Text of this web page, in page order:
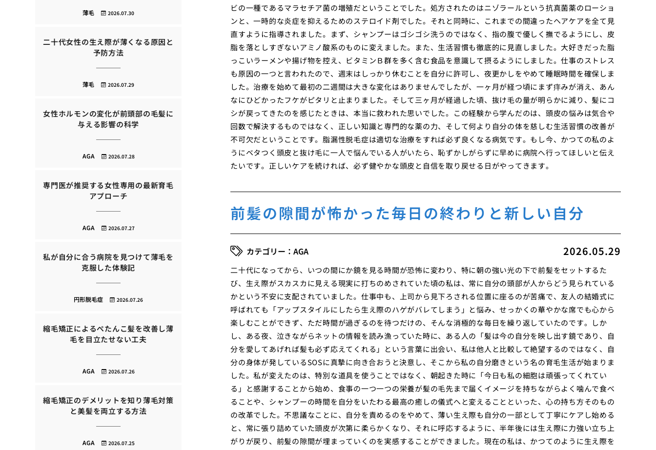
ビの一種であるマラセチア菌の増殖だということでした。処方されたのはニゾラールという抗真菌薬のローショ
ンと、一時的な炎症を抑えるためのステロイド剤でした。それと同時に、これまでの間違ったヘアケアを全て見
直すように指導されました。まず、シャンプーはゴシゴシ洗うのではなく、指の腹で優しく撫でるようにし、皮
脂を落としすぎないアミノ酸系のものに変えました。また、生活習慣も徹底的に見直しました。大好きだった脂
っこいラーメンや揚げ物を控え、ビタミンＢ群を多く含む食品を意識して摂るようにしました。仕事のストレス
も原因の一つと言われたので、週末はしっかり休むことを自分に許可し、夜更かしをやめて睡眠時間を確保しま
した。治療を始めて最初の二週間は大きな変化はありませんでしたが、一ヶ月が経つ頃にまず痒みが消え、あん
なにひどかったフケがピタリと止まりました。そして三ヶ月が経過した頃、抜け毛の量が明らかに減り、髪にコ
シが戻ってきたのを感じたときは、本当に救われた思いでした。この経験から学んだのは、頭皮の悩みは気合や
回数で解決するものではなく、正しい知識と専門的な薬の力、そして何より自分の体を慈しむ生活習慣の改善が
不可欠だということです。脂漏性脱毛症は適切な治療をすれば必ず良くなる病気です。もし今、かつての私のよ
うにベタつく頭皮と抜け毛に一人で悩んでいる人がいたら、恥ずかしがらずに早めに病院へ行ってほしいと伝え
たいです。正しいケアを続ければ、必ず健やかな頭皮と自信を取り戻せる日がやってきます。
前髪の隙間が怖かった毎日の終わりと新しい自分
2026.05.29
AGA
二十代になってから、いつの間にか鏡を見る時間が恐怖に変わり、特に朝の強い光の下で前髪をセットするた
び、生え際がスカスカに見える現実に打ちのめされていた頃の私は、常に自分の頭部が人からどう見られている
かという不安に支配されていました。仕事中も、上司から見下ろされる位置に座るのが苦痛で、友人の結婚式に
呼ばれても「アップスタイルにしたら生え際のハゲがバレてしまう」と悩み、せっかくの華やかな席でも心から
楽しむことができず、ただ時間が過ぎるのを待つだけの、そんな消極的な毎日を繰り返していたのです。しか
し、ある夜、泣きながらネットの情報を読み漁っていた時に、ある人の「髪は今の自分を映し出す鏡であり、自
分を愛してあげれば髪も必ず応えてくれる」という言葉に出会い、私は他人と比較して絶望するのではなく、自
分の身体が発しているSOSに真摯に向き合おうと決意し、そこから私の自分磨きという名の育毛生活が始まりま
した。私が変えたのは、特別な道具を使うことではなく、朝起きた時に「今日も私の細胞は頑張ってくれてい
る」と感謝することから始め、食事の一つ一つの栄養が髪の毛先まで届くイメージを持ちながらよく噛んで食べ
ることや、シャンプーの時間を自分をいたわる最高の癒しの儀式へと変えることといった、心の持ち方そのもの
の改革でした。不思議なことに、自分を責めるのをやめて、薄い生え際も自分の一部として丁寧にケアし始める
と、常に張り詰めていた頭皮が次第に柔らかくなり、それに呼応するように、半年後には生え際に力強い立ち上
がりが戻り、前髪の隙間が埋まっていくのを実感することができました。現在の私は、かつてのように生え際を
2026.07.30
薄毛
二十代女性の生え際が薄くなる原因と
予防方法
2026.07.29
薄毛
女性ホルモンの変化が前頭部の毛髪に
与える影響の科学
2026.07.28
AGA
専門医が推奨する女性専用の最新育毛
アプローチ
2026.07.27
AGA
私が自分に合う病院を見つけて薄毛を
克服した体験記
2026.07.26
円形脱毛症
縮毛矯正によるぺたんこ髪を改善し薄
毛を目立たせない工夫
2026.07.26
AGA
縮毛矯正のデメリットを知り薄毛対策
と美髪を両立する方法
2026.07.25
AGA